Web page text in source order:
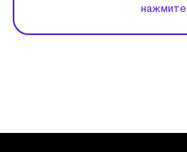
нажмите